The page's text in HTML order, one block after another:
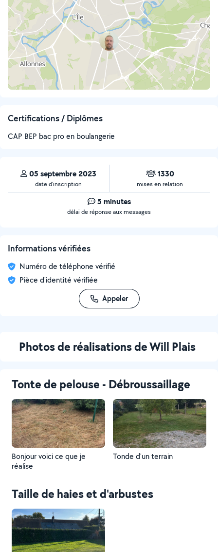
Certifications / Diplômes
CAP BEP bac pro en boulangerie
05 septembre 2023
date d’inscription
1330
mises en relation
5 minutes
délai de réponse aux messages
Informations vérifiées
Numéro de téléphone vérifié
Pièce d'identité vérifiée
Appeler
Photos de réalisations de Will Plais
Tonte de pelouse - Débroussaillage
Bonjour voici ce que je
réalise
Tonde d'un terrain
Taille de haies et d'arbustes